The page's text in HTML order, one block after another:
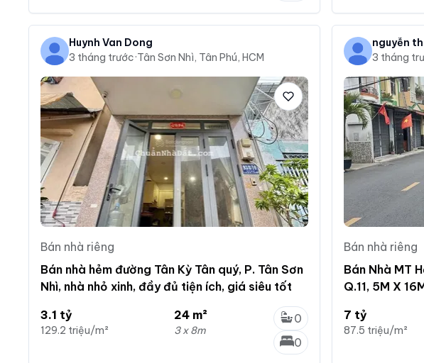
Huynh Van Dong
3 tháng trước·Tân Sơn Nhì, Tân Phú, HCM
Bán nhà riêng
Bán nhà hẻm đường Tân Kỳ Tân quý, P. Tân Sơn
Nhì, nhà nhỏ xinh, đầy đủ tiện ích, giá siêu tốt
3.1 tỷ
129.2 triệu/m²
24 m²
3 x 8m
0
0
nguyễn
3 tháng
Bán nhà riêng
Bán Nhà MT
Q.11, 5M X
7 tỷ
87.5 triệu/m²